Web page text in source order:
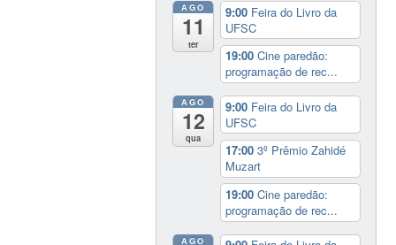
AGO
11
ter
9:00 Feira do Livro da
UFSC
19:00Cine paredão:
programação de rec...
AGO
12
qua
9:00 Feira do Livro da
UFSC
17:003º Prêmio Zahidé
Muzart
19:00Cine paredão:
programação de rec...
AGO